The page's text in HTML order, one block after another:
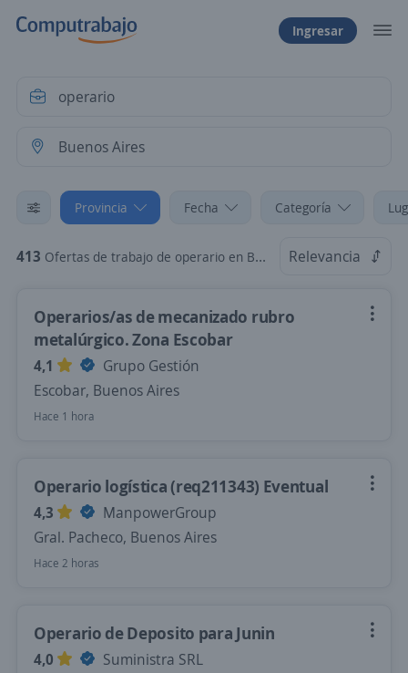
Ingresar
Provincia Fecha Categoría
413 Ofertas de trabajo de operario en Buenos Aires Relevancia
Operarios/as de mecanizado rubro
metalúrgico. Zona Escobar
4,1
Grupo Gestión
Escobar, Buenos Aires
Hace 1 hora
Operario logística (req211343) Eventual
4,3
ManpowerGroup
Gral. Pacheco, Buenos Aires
Hace 2 horas
Operario de Deposito para Junin
4,0
Suministra SRL